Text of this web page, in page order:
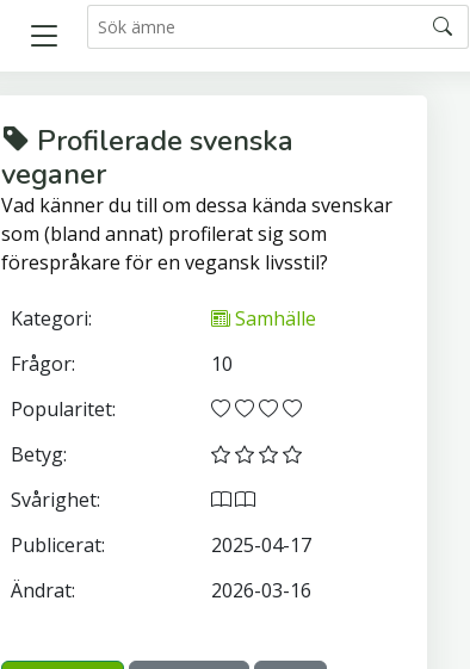
Profilerade svenska
veganer
Vad känner du till om dessa kända svenskar
som (bland annat) profilerat sig som
förespråkare för en vegansk livsstil?
Kategori:
Samhälle
Frågor:
10
Popularitet:
Betyg:
Svårighet:
Publicerat:
2025-04-17
Ändrat:
2026-03-16